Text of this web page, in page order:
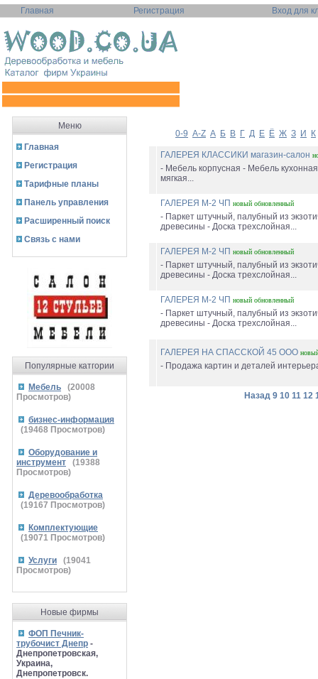
Главная Регистрация Вход для
Меню
Главная
Регистрация
Тарифные планы
Панель управления
Расширенный поиск
Связь с нами
Популярные катгории
Мебель (20008
Просмотров)
бизнес-информация
(19468 Просмотров)
Оборудование и
инструмент
(19388
Просмотров)
Деревообработка
(19167 Просмотров)
Комплектующие
(19071 Просмотров)
Услуги (19041
Просмотров)
Новые фирмы
ФОП Печник-
трубочист Днепр -
Днепропетровская,
Украина,
Днепропетровск.
0-9 A-Z А Б В Г Д Е Ё Ж З И К
ГАЛЕРЕЯ КЛАССИКИ магазин-салон
- Мебель корпусная - Мебель
мягкая...
ГАЛЕРЕЯ М-2 ЧП новый обновленный
- Паркет штучный, палубный из
древесины - Доска трехслойная...
ГАЛЕРЕЯ М-2 ЧП новый обновленный
- Паркет штучный, палубный из
древесины - Доска трехслойная...
ГАЛЕРЕЯ М-2 ЧП новый обновленный
- Паркет штучный, палубный из
древесины - Доска трехслойная...
ГАЛЕРЕЯ НА СПАССКОЙ 45 ООО
- Продажа картин и деталей
Назад 9 10 11 12